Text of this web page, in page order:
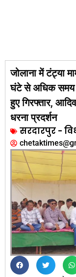
जोलाना में टंट्या
घंटे से अधिक समय
हुए गिरफ्तार,
धरना प्रदर्शन
सरदारपुर -